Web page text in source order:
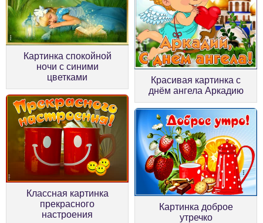
Картинка спокойной
ночи с синими
цветками
Красивая картинка с
днём ангела Аркадию
Классная картинка
прекрасного
настроения
Картинка доброе
утречко